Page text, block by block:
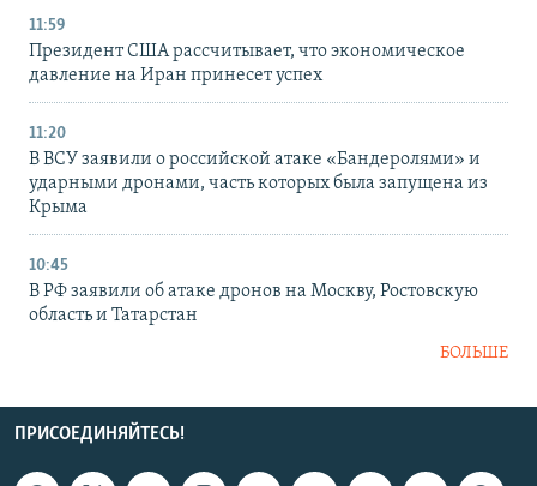
11:59
Президент США рассчитывает, что экономическое
давление на Иран принесет успех
11:20
В ВСУ заявили о российской атаке «Бандеролями» и
ударными дронами, часть которых была запущена из
Крыма
10:45
В РФ заявили об атаке дронов на Москву, Ростовскую
область и Татарстан
БОЛЬШЕ
ПРИСОЕДИНЯЙТЕСЬ!